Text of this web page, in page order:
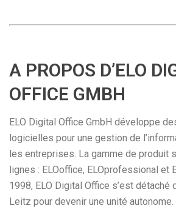
A PROPOS D’ELO
OFFICE GMBH
ELO Digital Office GmbH développe
logicielles pour une gestion de
les entreprises. La gamme de produit
lignes : ELOoffice, ELOprofessional et
1998, ELO Digital Office s’est détaché
Leitz pour devenir une unité